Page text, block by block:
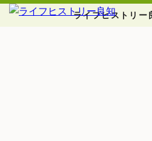
ライフヒストリー